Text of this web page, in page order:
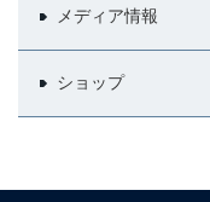
メディア情報
ショップ